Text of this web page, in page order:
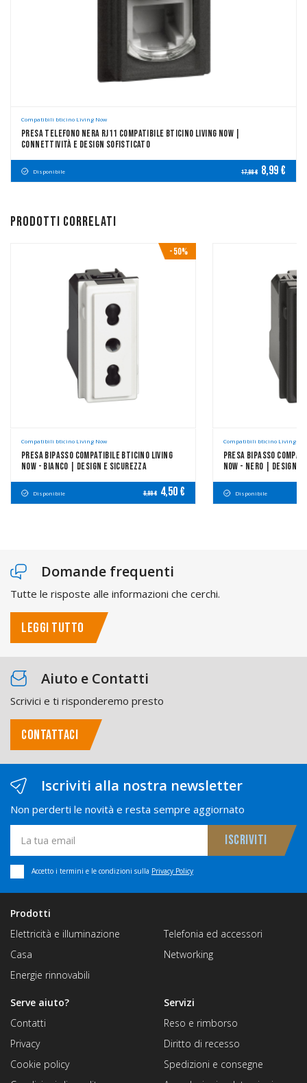
Compatibili bticino Living Now
Presa Telefono Nera RJ11 Compatibile Bticino Living Now |
Connettività E Design Sofisticato
Disponibile 17,98 € 8,99 €
Prodotti correlati
Compatibili bticino Living Now
Presa Bipasso Compatibile Bticino Living
Now - Bianco | Design E Sicurezza
Disponibile 8,99 €
-50%
4,50 €
Compatibili bticino Living
Presa Bipasso
Now - Nero | Design E
Disponibile
Domande frequenti
Tutte le risposte alle informazioni che cerchi.
LEGGI TUTTO
Aiuto e Contatti
Scrivici e ti risponderemo presto
CONTATTACI
Iscriviti alla nostra newsletter
Non perderti le novità e resta sempre aggiornato
Accetto i termini e le condizioni sulla Privacy Policy
Prodotti
Elettricità e illuminazione
Casa
Energie rinnovabili
Telefonia ed accessori
Networking
Servizi
Reso e rimborso
Diritto di recesso
Spedizioni e consegne
Serve aiuto?
Contatti
Privacy
Cookie policy